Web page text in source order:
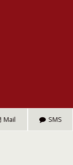
Mail SMS